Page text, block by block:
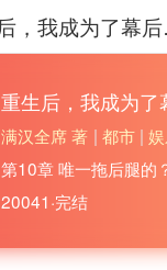
重
满汉全席 著 | 都市 |
第10章 唯一拖后腿的
20041·完结